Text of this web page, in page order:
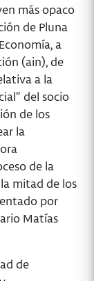
más opaco
de Pluna
a
(ain), de
a la
del socio
de los
la
de la
mitad de los
por
Matías
de